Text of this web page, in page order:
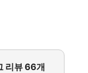
리뷰 66개